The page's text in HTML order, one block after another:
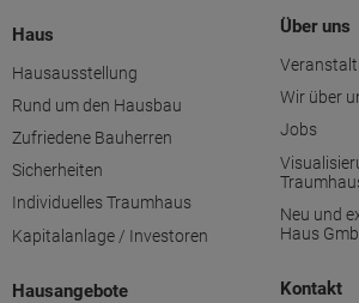
Haus
Hausausstellung
Rund um den Hausbau
Zufriedene Bauherren
Sicherheiten
Individuelles Traumhaus
Kapitalanlage / Investoren
Hausangebote
Über uns
Wir über
Jobs
Neu und
Haus
Kontakt